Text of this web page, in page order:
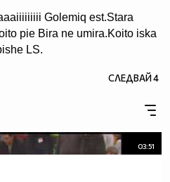
Golemiq est.Stara
pie Bira ne umira.Koito iska
LS.
СЛЕДВАЙ4
03:51